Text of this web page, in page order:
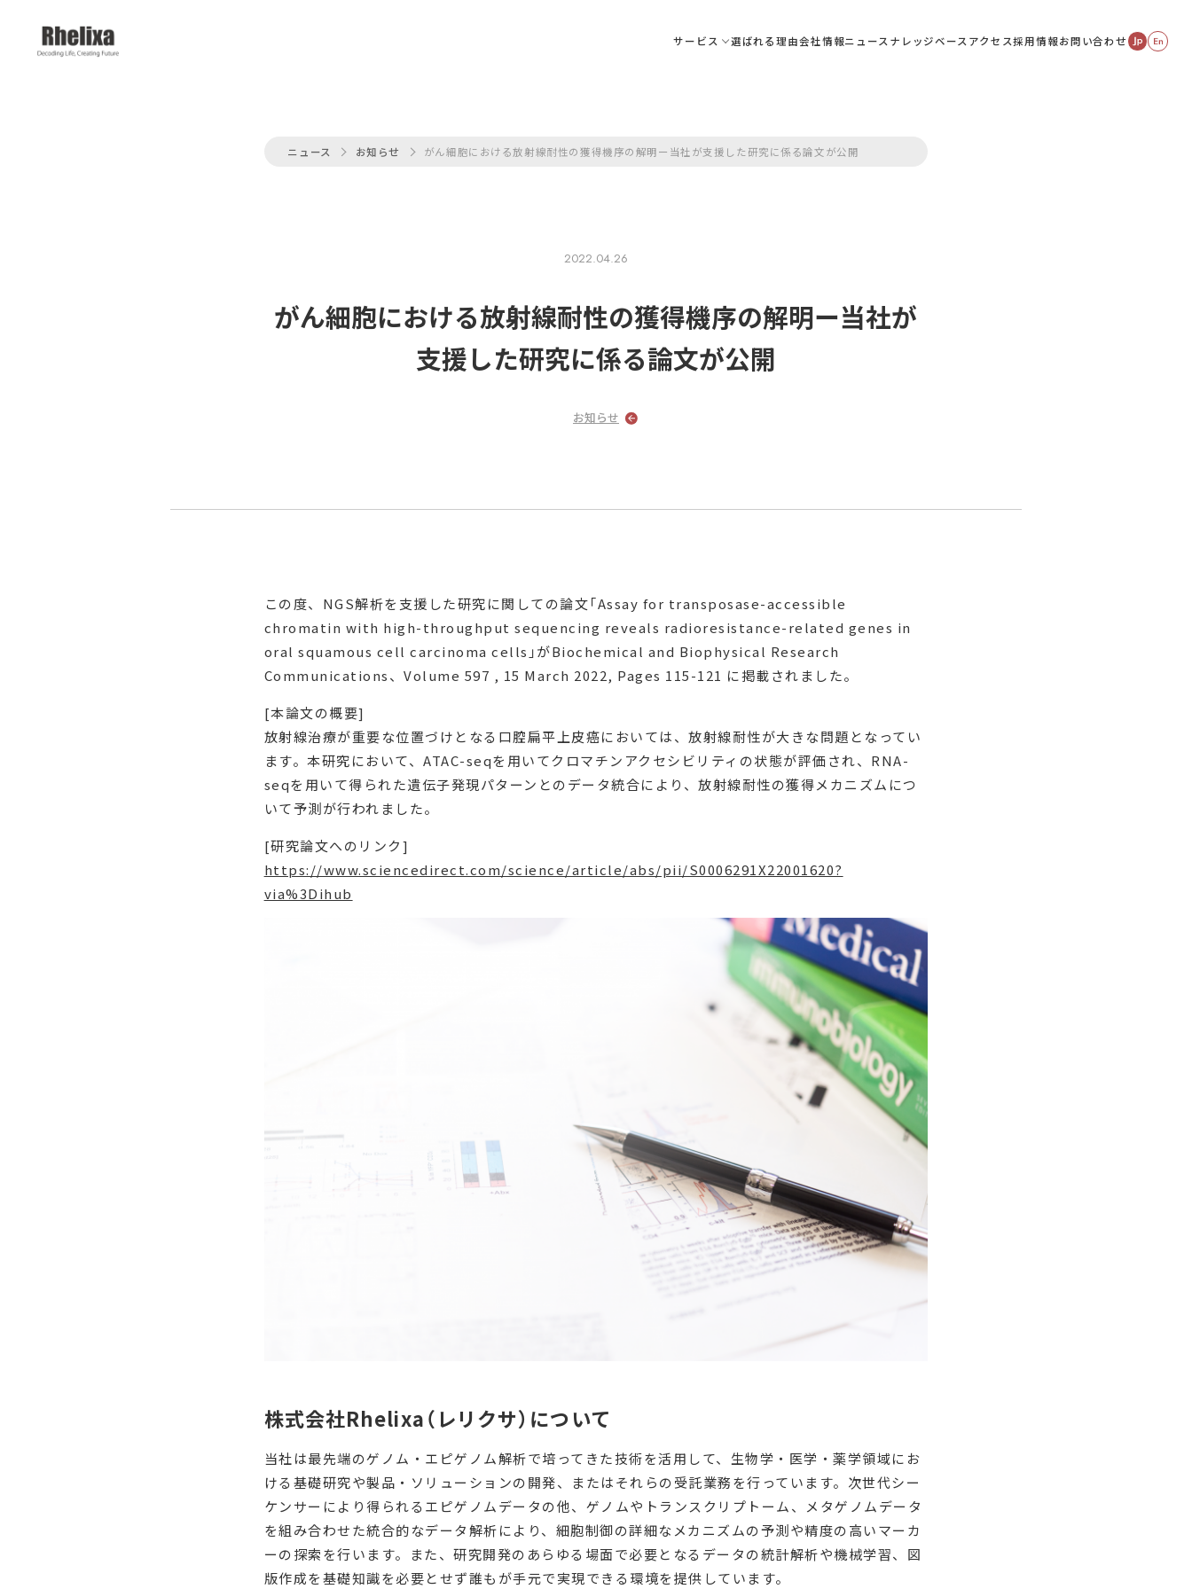
サービス 選ばれる理由会社情報ニュース ナレッジベース アクセス採用情報お問い合わせ
ニュース お知らせ がん細胞における放射線耐性の獲得機序の解明ー当社が支援した研究に係る論文が公開
2022.04.26
がん細胞における放射線耐性の獲得機序の解明ー当社が
支援した研究に係る論文が公開
お知らせ
この度、NGS解析を支援した研究に関しての論文「Assay for transposase-accessible
chromatin with high-throughput sequencing reveals radioresistance-related genes in
oral squamous cell carcinoma cells」がBiochemical and Biophysical Research
Communications、Volume 597 , 15 March 2022, Pages 115-121 に掲載されました。
[本論文の概要]
放射線治療が重要な位置づけとなる口腔扁平上皮癌においては、放射線耐性が大きな問題となってい
ます。本研究において、ATAC-seqを用いてクロマチンアクセシビリティの状態が評価され、RNA-
seqを用いて得られた遺伝子発現パターンとのデータ統合により、放射線耐性の獲得メカニズムにつ
いて予測が行われました。
[研究論文へのリンク]
https://www.sciencedirect.com/science/article/abs/pii/S0006291X22001620?
via%3Dihub
株式会社Rhelixa（レリクサ）について
当社は最先端のゲノム・エピゲノム解析で培ってきた技術を活用して、生物学・医学・薬学領域にお
ける基礎研究や製品・ソリューションの開発、またはそれらの受託業務を行っています。次世代シー
ケンサーにより得られるエピゲノムデータの他、ゲノムやトランスクリプトーム、メタゲノムデータ
を組み合わせた統合的なデータ解析により、細胞制御の詳細なメカニズムの予測や精度の高いマーカ
ーの探索を行います。また、研究開発のあらゆる場面で必要となるデータの統計解析や機械学習、図
版作成を基礎知識を必要とせず誰もが手元で実現できる環境を提供しています。